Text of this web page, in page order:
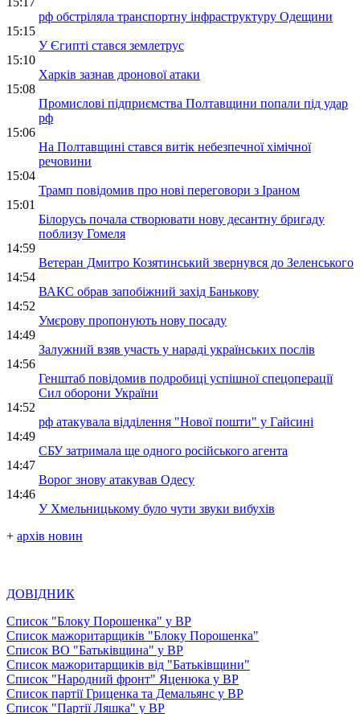
рф обстріляла транспортну інфраструктуру Одещини
15:15
У Єгипті стався землетрус
15:10
Харків зазнав дронової атаки
15:08
Промислові підприємства Полтавщини попали під удар
рф
15:06
На Полтавщині стався витік небезпечної хімічної
речовини
15:04
Трамп повідомив про нові переговори з Іраном
15:01
Білорусь почала створювати нову десантну бригаду
поблизу Гомеля
14:59
Ветеран Дмитро Козятинський звернувся до Зеленського
14:54
ВАКС обрав запобіжний захід Банькову
14:52
Умєрову пропонують нову посаду
14:49
Залужний взяв участь у нараді українських послів
14:56
Генштаб повідомив подробиці успішної спецоперації
Сил оборони України
14:52
рф атакувала відділення "Нової пошти" у Гайсині
14:49
СБУ затримала ще одного російського агента
14:47
Ворог знову атакував Одесу
14:46
У Хмельницькому було чути звуки вибухів
+ архів новин
ДОВІДНИК
Список "Блоку Порошенка" у ВР
Список мажоритарщиків "Блоку Порошенка"
Список ВО "Батьківщина" у ВР
Список мажоритарщиків від "Батьківщини"
Список "Народний фронт" Яценюка у ВР
Список партії Гриценка та Демальянс у ВР
Список "Партії Ляшка" у ВР